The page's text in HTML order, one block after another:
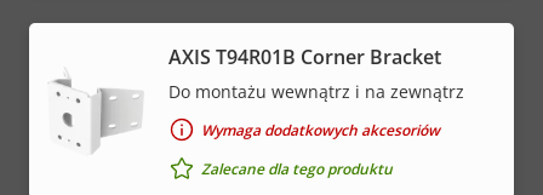
AXIS T94R01B Corner Bracket
Do montażu wewnątrz i na zewnątrz
Wymaga dodatkowych akcesoriów
Zalecane dla tego produktu